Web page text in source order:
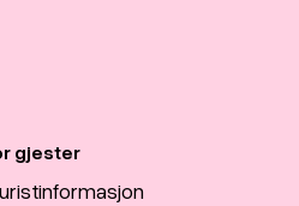
gjester